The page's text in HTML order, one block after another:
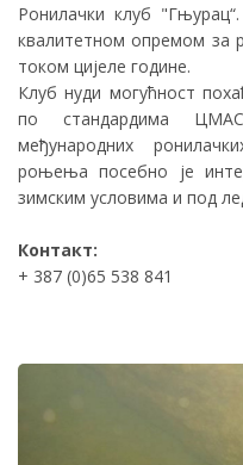
Ронилачки клуб
квалитетном опремом
током цијеле године.
Клуб нуди могућност
по стандардима
међународних
роњења посебно је
зимским условима и под
Контакт:
+ 387 (0)65 538 841